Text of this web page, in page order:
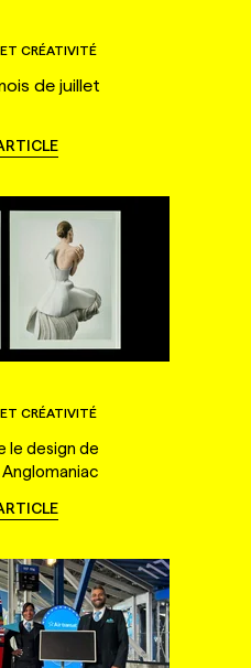
CRÉATIVITÉ
de juillet
CRÉATIVITÉ
le design de